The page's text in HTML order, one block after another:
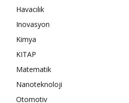
Havacılık
Inovasyon
Kimya
KITAP
Matematik
Nanoteknoloji
Otomotiv